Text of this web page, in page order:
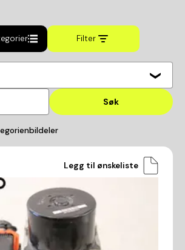
Filter
Søk
bildeler
Legg til ønskeliste